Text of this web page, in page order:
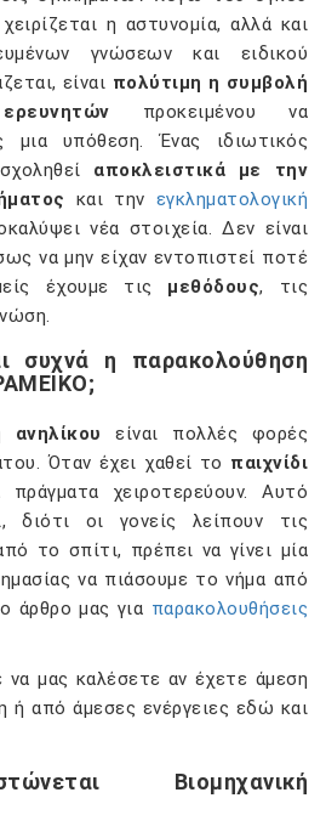
η αστυνομία, αλλά και
γνώσεων και ειδικού
είναι πολύτιμη η συμβολή
προκειμένου να
μια υπόθεση. Ένας ιδιωτικός
αποκλειστικά με την
και την εγκληματολογική
νέα στοιχεία. Δεν είναι
να μην είχαν εντοπιστεί ποτέ
έχουμε τις μεθόδους, τις
συχνά η παρακολούθηση
ανηλίκου
είναι πολλές φορές
Όταν έχει χαθεί το παιχνίδι
πράγματα χειροτερεύουν. Αυτό
διότι οι γονείς λείπουν τις
το σπίτι, πρέπει να γίνει μία
να πιάσουμε το νήμα από
άρθρο μας για παρακολουθήσεις
μας καλέσετε αν έχετε άμεση
ή από άμεσες ενέργειες εδώ και
Βιομηχανική